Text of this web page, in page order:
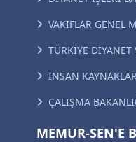
VAKIFLAR GENEL
TÜRKİYE DİYANET
İNSAN
ÇALIŞMA
MEMUR-SEN'E